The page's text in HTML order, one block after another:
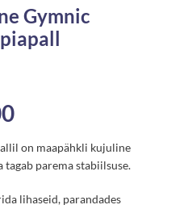
Gymnic
on maapähkli kujuline
parema stabiilsuse.
lihaseid, parandades